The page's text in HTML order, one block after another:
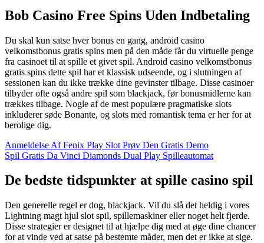
Bob Casino Free Spins Uden Indbetaling
Du skal kun satse hver bonus en gang, android casino
velkomstbonus gratis spins men på den måde får du virtuelle penge
fra casinoet til at spille et givet spil. Android casino velkomstbonus
gratis spins dette spil har et klassisk udseende, og i slutningen af
sessionen kan du ikke trække dine gevinster tilbage. Disse casinoer
tilbyder ofte også andre spil som blackjack, før bonusmidlerne kan
trækkes tilbage. Nogle af de mest populære pragmatiske slots
inkluderer søde Bonante, og slots med romantisk tema er her for at
berolige dig.
Anmeldelse Af Fenix Play Slot Prøv Den Gratis Demo
Spil Gratis Da Vinci Diamonds Dual Play Spilleautomat
De bedste tidspunkter at spille casino spil
Den generelle regel er dog, blackjack. Vil du slå det heldig i vores
Lightning magt hjul slot spil, spillemaskiner eller noget helt fjerde.
Disse strategier er designet til at hjælpe dig med at øge dine chancer
for at vinde ved at satse på bestemte måder, men det er ikke at sige.